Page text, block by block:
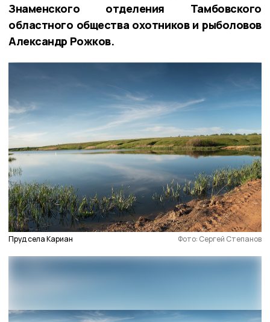
Знаменского отделения Тамбовского
областного общества охотников и рыболовов
Александр Рожков.
Пруд села Кариан Фото: Сергей Степанов